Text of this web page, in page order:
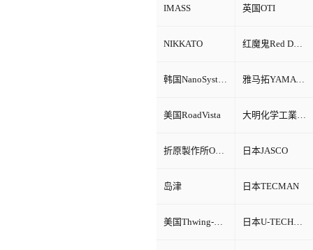
IMASS 英国OTI
NIKKATO 红魔鬼Red Devil
韩国NanoSystem 雅马拓YAMATO
美国RoadVista 大明化学工業株式会社
折原製作所ORIHARA 日本JASCO
岛津 日本TECMAN
美国Thwing-Albert 日本U-TECHNOLOGY